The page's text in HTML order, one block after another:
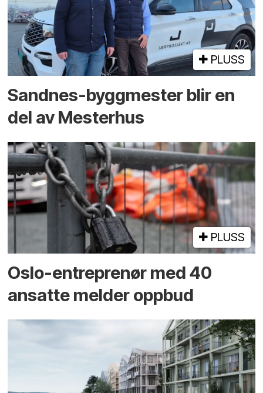
PLUSS
Sandnes-byggmester blir en
del av Mesterhus
PLUSS
Oslo-entreprenør med 40
ansatte melder oppbud